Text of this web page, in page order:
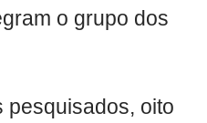
o grupo dos
pesquisados, oito